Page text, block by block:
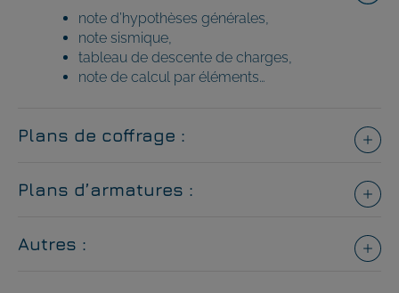
note d’hypothèses générales,
note sismique,
tableau de descente de charges,
note de calcul par éléments…
Plans de coffrage :
Plans d’armatures :
Autres :